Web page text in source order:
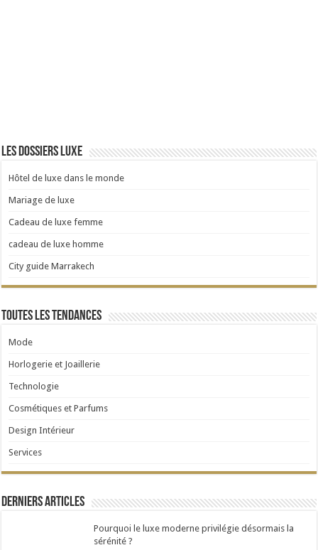
Les dossiers luxe
Hôtel de luxe dans le monde
Mariage de luxe
Cadeau de luxe femme
cadeau de luxe homme
City guide Marrakech
Toutes les tendances
Mode
Horlogerie et Joaillerie
Technologie
Cosmétiques et Parfums
Design Intérieur
Services
Derniers articles
Pourquoi le luxe moderne privilégie désormais la
sérénité ?